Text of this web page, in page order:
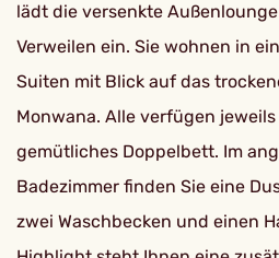
lädt die versenkte
Verweilen ein. Sie wohnen in
Suiten mit Blick auf das
Monwana. Alle verfügen
gemütliches Doppelbett. Im
Badezimmer finden Sie eine
zwei Waschbecken und einen